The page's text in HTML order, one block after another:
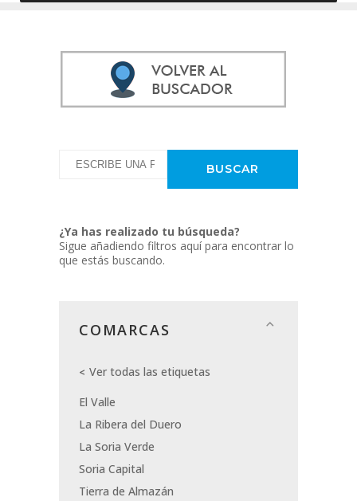
¿Ya has realizado tu búsqueda?
Sigue añadiendo filtros aquí para encontrar lo
que estás buscando.
COMARCAS
Ver todas las etiquetas
El Valle
La Ribera del Duero
La Soria Verde
Soria Capital
Tierra de Almazán